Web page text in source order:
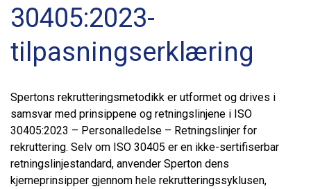
30405:2023-
tilpasningserklæring
Spertons rekrutteringsmetodikk er utformet og drives i
samsvar med prinsippene og retningslinjene i ISO
30405:2023 – Personalledelse – Retningslinjer for
rekruttering. Selv om ISO 30405 er en ikke-sertifiserbar
retningslinjestandard, anvender Sperton dens
kjerneprinsipper gjennom hele rekrutteringssyklusen,